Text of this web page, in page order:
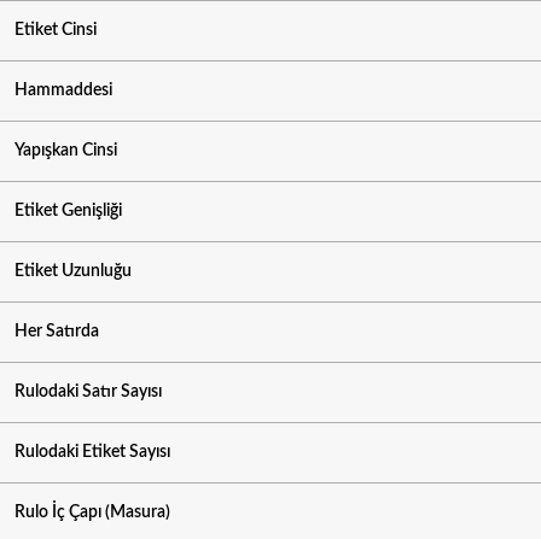
Etiket Cinsi
Hammaddesi
Yapışkan Cinsi
Etiket Genişliği
Etiket Uzunluğu
Her Satırda
Rulodaki Satır Sayısı
Rulodaki Etiket Sayısı
Rulo İç Çapı (Masura)